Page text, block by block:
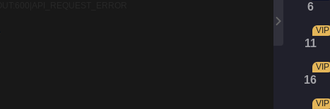
6
11
VIP
16
VIP
VIP